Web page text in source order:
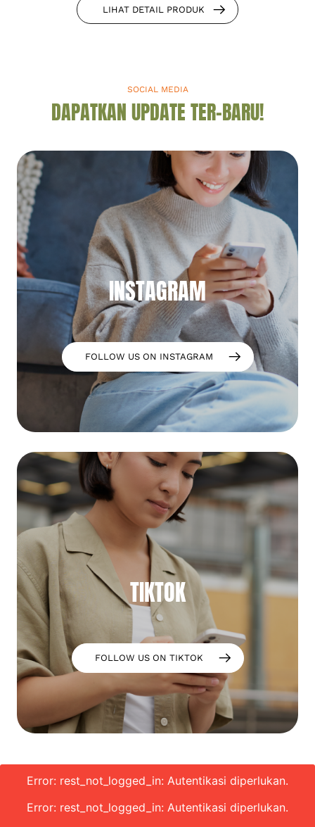
LIHAT DETAIL PRODUK
SOCIAL MEDIA
DAPATKAN UPDATE TER-BARU!
INSTAGRAM
FOLLOW US ON INSTAGRAM
TIKTOK
FOLLOW US ON TIKTOK
Error: rest_not_logged_in: Autentikasi diperlukan.
Error: rest_not_logged_in: Autentikasi diperlukan.